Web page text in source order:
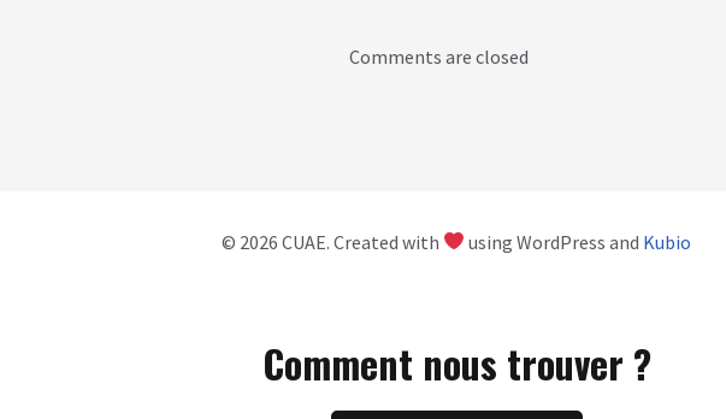
Comments are closed
© 2026 CUAE. Created with using WordPress and Kubio
Comment nous trouver ?